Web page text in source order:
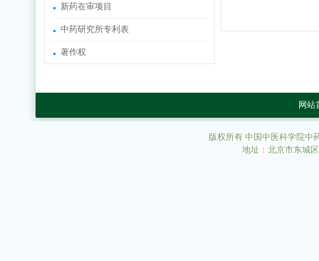
新药在审项目
中药研究所专利表
著作权
网站
版权所有 中国中医科学院中
地址：北京市东城